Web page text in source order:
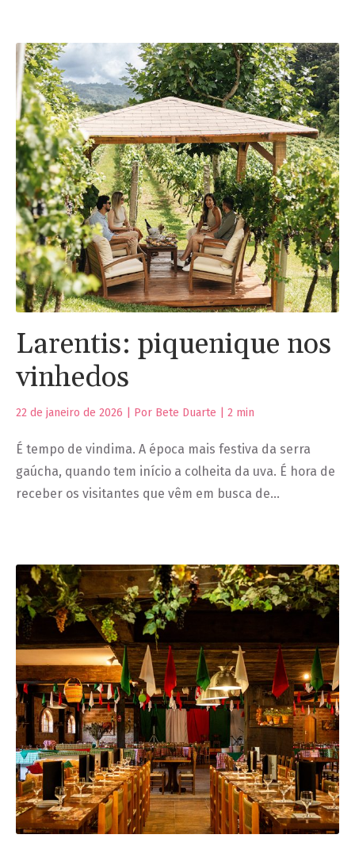
Larentis: piquenique nos
vinhedos
22 de janeiro de 2026 | Por Bete Duarte | 2 min
É tempo de vindima. A época mais festiva da serra
gaúcha, quando tem início a colheita da uva. É hora de
receber os visitantes que vêm em busca de…